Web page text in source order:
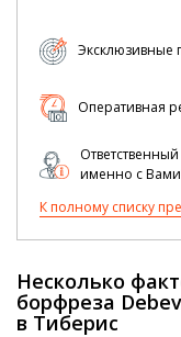
Эксклюзивные
Оперативная
именно с
К полному списку
Несколько
борфреза
в Тиберис